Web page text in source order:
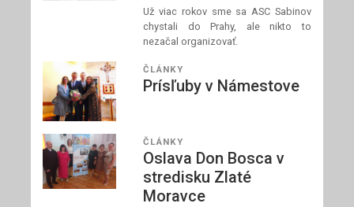
Už viac rokov sme sa ASC Sabinov
chystali do Prahy, ale nikto to
nezačal organizovať.
ČLÁNKY
Prísľuby v Námestove
ČLÁNKY
Oslava Don Bosca v
stredisku Zlaté
Moravce